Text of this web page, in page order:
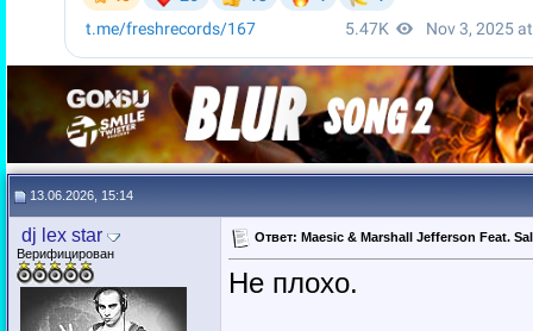
13.06.2026, 15:14
dj lex star
Верифицирован
Ответ: Maesic & Marshall Jefferson Feat.
Не плохо.